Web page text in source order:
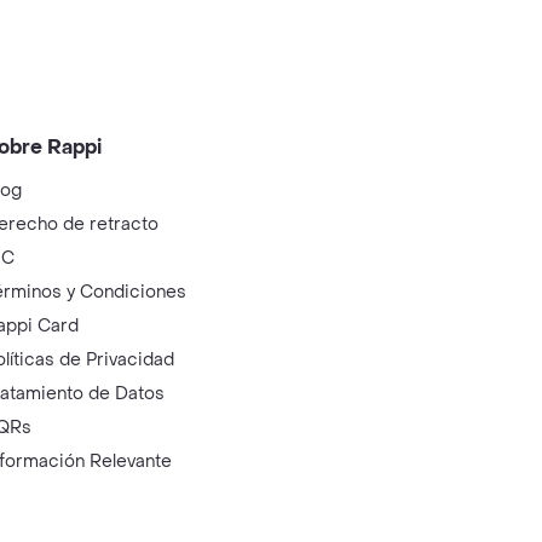
Rappi
de retracto
y Condiciones
Card
de Privacidad
de Datos
Relevante